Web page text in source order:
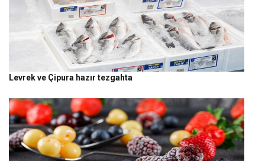
Levrek ve Çipura hazır tezgahta